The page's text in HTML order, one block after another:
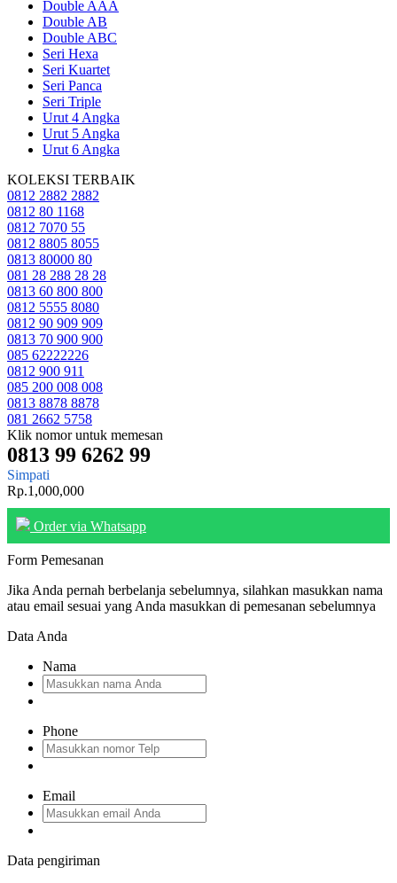
Double AAA
Double AB
Double ABC
Seri Hexa
Seri Kuartet
Seri Panca
Seri Triple
Urut 4 Angka
Urut 5 Angka
Urut 6 Angka
KOLEKSI TERBAIK
0812 2882 2882
0812 80 1168
0812 7070 55
0812 8805 8055
0813 80000 80
081 28 288 28 28
0813 60 800 800
0812 5555 8080
0812 90 909 909
0813 70 900 900
085 62222226
0812 900 911
085 200 008 008
0813 8878 8878
081 2662 5758
Klik nomor untuk memesan
0813 99 6262 99
Simpati
Rp.1,000,000
Order via Whatsapp
Form Pemesanan
Jika Anda pernah berbelanja sebelumnya, silahkan masukkan nama
atau email sesuai yang Anda masukkan di pemesanan sebelumnya
Data Anda
Nama
Phone
Email
Data pengiriman